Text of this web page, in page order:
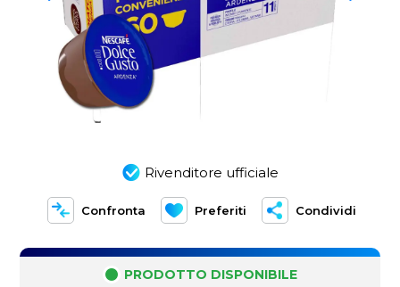
Rivenditore ufficiale
Confronta Preferiti Condividi
PRODOTTO DISPONIBILE